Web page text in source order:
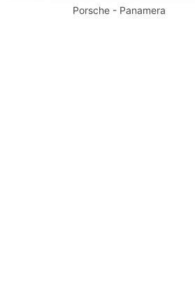
Porsche - Panamera